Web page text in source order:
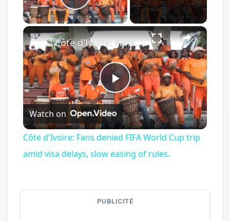
Play Video
×
Play
Video
Côte d'Ivoire: Fans denied FIFA World Cup trip amid visa delays, slow easing of rules.
Watch on
Côte d'Ivoire: Fans denied FIFA World Cup trip
amid visa delays, slow easing of rules.
PUBLICITÉ